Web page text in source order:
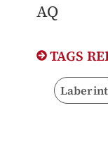
AQ
TAGS